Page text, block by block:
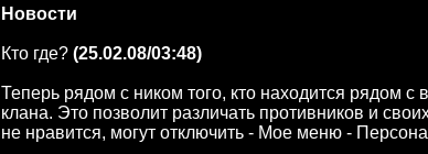
Новости
Кто где? (25.02.08/03:48)
Теперь рядом с ником того, кто находится рядом с
клана. Это позволит различать противников и
не нравится, могут отключить - Мое меню -